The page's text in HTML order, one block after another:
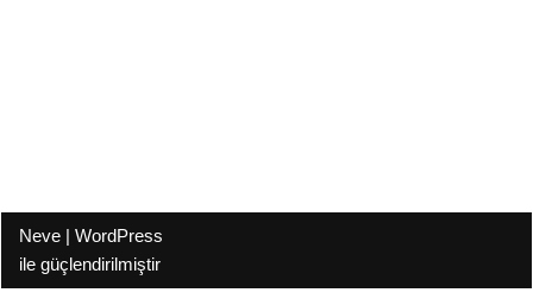
Neve | WordPress
ile güçlendirilmiştir